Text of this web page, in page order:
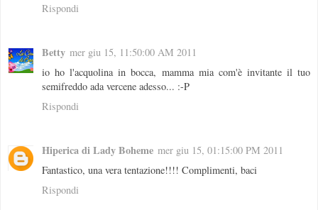
Rispondi
Betty mer giu 15, 11:50:00 AM 2011
io ho l'acquolina in bocca, mamma mia com'è invitante il tuo
semifreddo ada vercene adesso... :-P
Rispondi
Hiperica di Lady Boheme mer giu 15, 01:15:00 PM 2011
Fantastico, una vera tentazione!!!! Complimenti, baci
Rispondi